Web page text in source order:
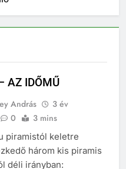
AZ IDŐMŰ
András
3 év
0 3 mins
piramistól keletre
három kis piramis
déli irányban: